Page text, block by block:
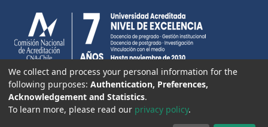
We collect and process your personal information for the
following purposes: Authentication, Preferences,
Acknowledgement and Statistics.
To learn more, please read our privacy policy.